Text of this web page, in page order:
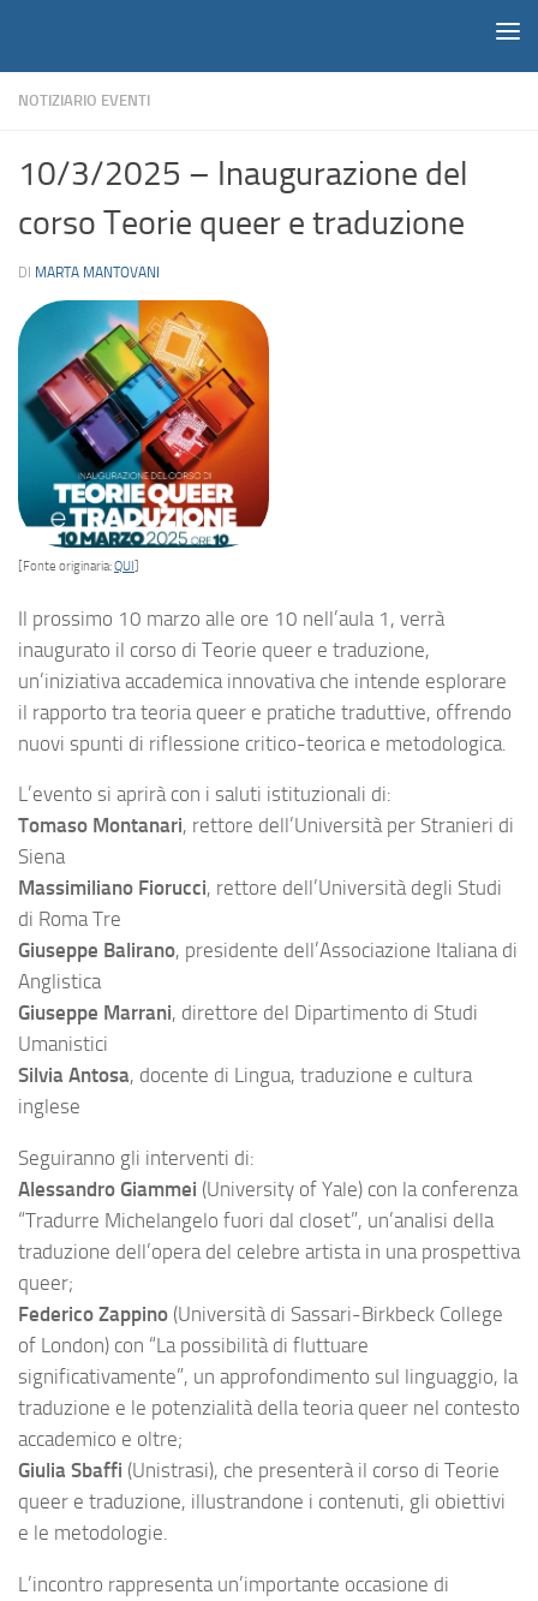
NOTIZIARIO EVENTI
10/3/2025 – Inaugurazione del
corso Teorie queer e traduzione
DI MARTA MANTOVANI
[Fonte originaria:QUI]
Il prossimo 10 marzo alle ore 10 nell’aula 1, verrà
inaugurato il corso di Teorie queer e traduzione,
un’iniziativa accademica innovativa che intende esplorare
il rapporto tra teoria queer e pratiche traduttive, offrendo
nuovi spunti di riflessione critico-teorica e metodologica.
L’evento si aprirà con i saluti istituzionali di:
Tomaso Montanari, rettore dell’Università per Stranieri di
Siena
Massimiliano Fiorucci, rettore dell’Università degli Studi
di Roma Tre
Giuseppe Balirano, presidente dell’Associazione Italiana di
Anglistica
Giuseppe Marrani, direttore del Dipartimento di Studi
Umanistici
Silvia Antosa, docente di Lingua, traduzione e cultura
inglese
Seguiranno gli interventi di:
Alessandro Giammei (University of Yale) con la conferenza
“Tradurre Michelangelo fuori dal closet”, un’analisi della
traduzione dell’opera del celebre artista in una prospettiva
queer;
Federico Zappino (Università di Sassari-Birkbeck College
of London) con “La possibilità di fluttuare
significativamente”, un approfondimento sul linguaggio, la
traduzione e le potenzialità della teoria queer nel contesto
accademico e oltre;
Giulia Sbaffi (Unistrasi), che presenterà il corso di Teorie
queer e traduzione, illustrandone i contenuti, gli obiettivi
e le metodologie.
L’incontro rappresenta un’importante occasione di